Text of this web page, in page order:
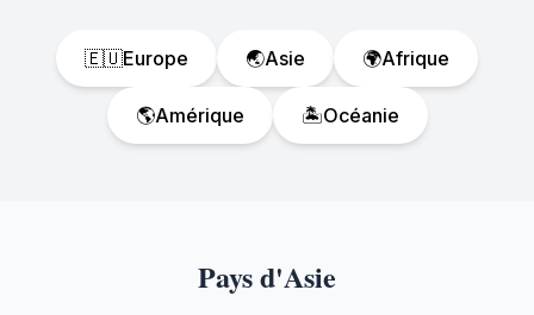
🇪🇺Europe 🌏Asie 🌍Afrique
🌎Amérique 🏝️Océanie
Pays d'Asie